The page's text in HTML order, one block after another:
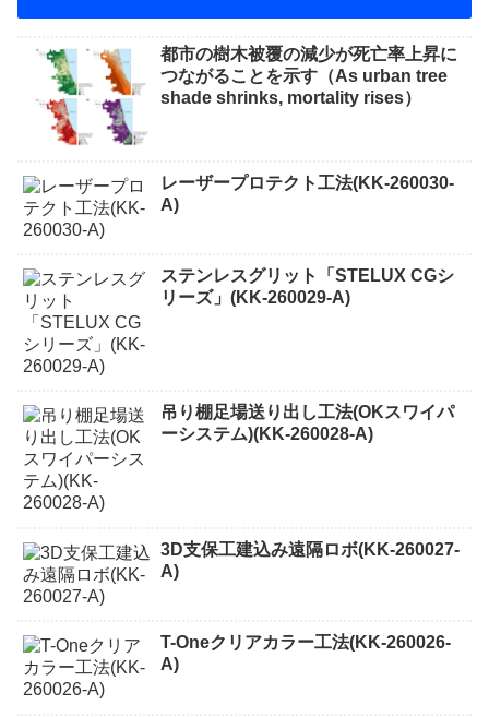
都市の樹木被覆の減少が死亡率上昇に
つながることを示す（As urban tree
shade shrinks, mortality rises）
レーザープロテクト⼯法(KK-260030-
A)
ステンレスグリット「STELUX CGシ
リーズ」(KK-260029-A)
吊り棚足場送り出し工法(OKスワイパ
ーシステム)(KK-260028-A)
3D支保工建込み遠隔ロボ(KK-260027-
A)
T-Oneクリアカラー工法(KK-260026-
A)